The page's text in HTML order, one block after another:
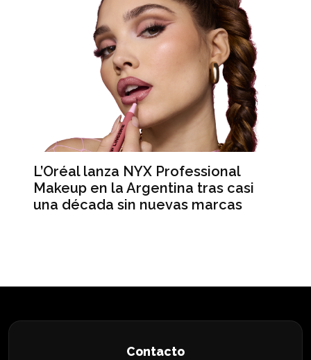
L’Oréal lanza NYX Professional
Makeup en la Argentina tras casi
una década sin nuevas marcas
Contacto